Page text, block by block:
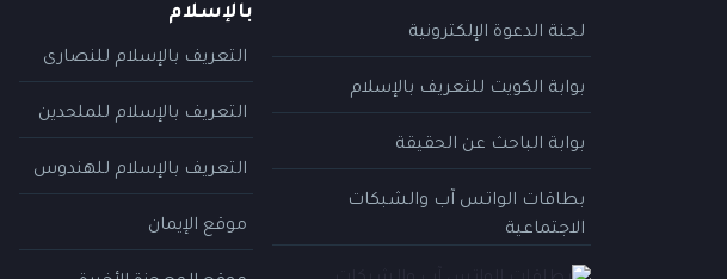
لجنة الدعوة الإلكترونية
بوابة الكويت للتعريف بالإسلام
بوابة الباحث عن الحقيقة
بطاقات الواتس آب والشبكات
الاجتماعية
بالإسلام
التعريف بالإسلام للنصارى
التعريف بالإسلام للملحدين
التعريف بالإسلام للهندوس
موقع الإيمان